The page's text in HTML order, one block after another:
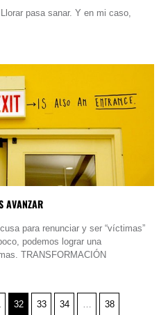
pasa sanar. Y en mi caso,
AVANZAR
para renunciar y ser “víctimas”
podemos lograr una
TRANSFORMACIÓN
32 33 34 38